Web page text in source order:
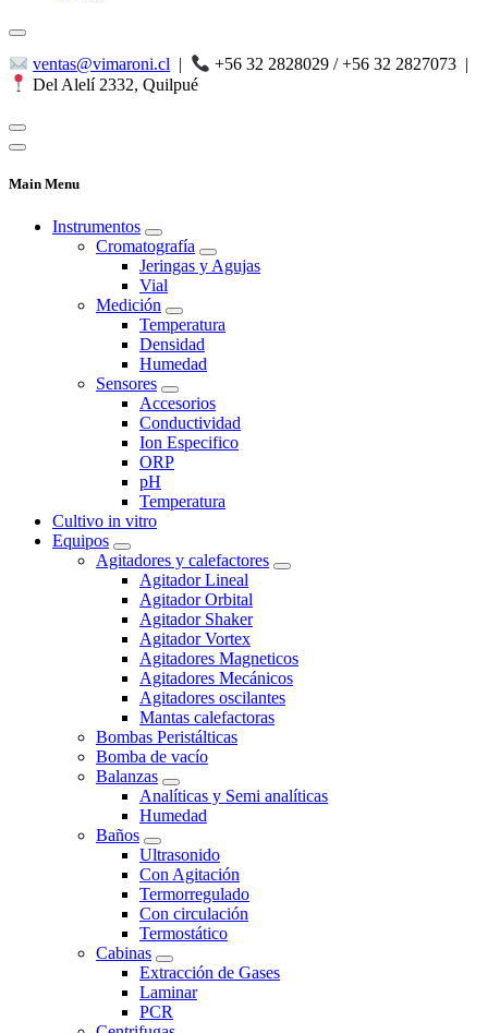
ventas@vimaroni.cl | +56 32 2828029 / +56 32 2827073 |
Del Alelí 2332, Quilpué
Main Menu
Instrumentos
Cromatografía
Jeringas y Agujas
Vial
Medición
Temperatura
Densidad
Humedad
Sensores
Accesorios
Conductividad
Ion Especifico
ORP
pH
Temperatura
Cultivo in vitro
Equipos
Agitadores y calefactores
Agitador Lineal
Agitador Orbital
Agitador Shaker
Agitador Vortex
Agitadores Magneticos
Agitadores Mecánicos
Agitadores oscilantes
Mantas calefactoras
Bombas Peristálticas
Bomba de vacío
Balanzas
Analíticas y Semi analíticas
Humedad
Baños
Ultrasonido
Con Agitación
Termorregulado
Con circulación
Termostático
Cabinas
Extracción de Gases
Laminar
PCR